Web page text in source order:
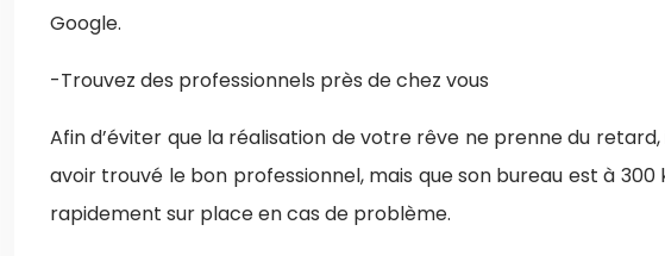
Google.
-Trouvez des professionnels près de chez vous
Afin d’éviter que la réalisation de votre rêve ne prenne du
avoir trouvé le bon professionnel, mais que son bureau est à
rapidement sur place en cas de problème.